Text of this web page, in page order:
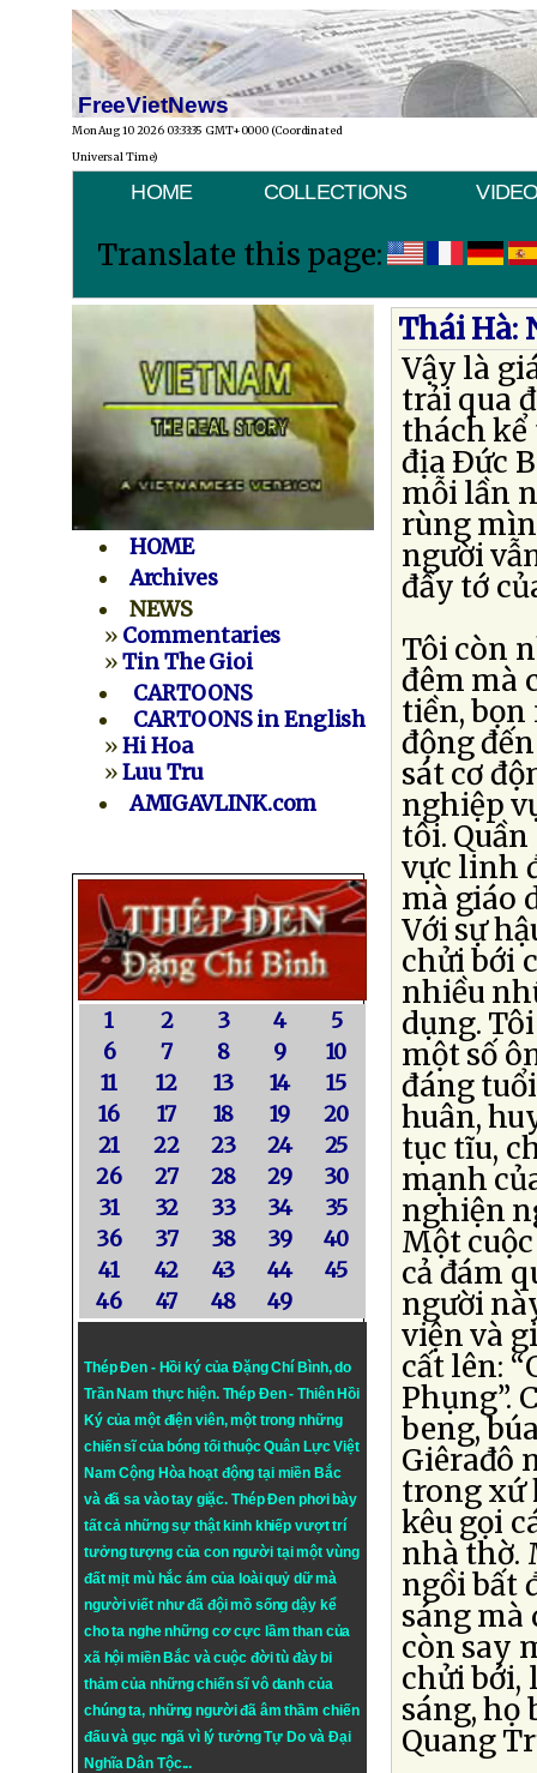
FreeVietNews
Mon Aug 10 2026 03:33:35 GMT+0000 (Coordinated
Universal Time)
HOME COLLECTIONS
Translate this page:
HOME
Archives
NEWS
» Commentaries
»Tin The Gioi
CARTOONS
CARTOONS in English
»Hi Hoa
»Luu Tru
AMIGAVLINK.com
1 2 3 4
5
6
7 8 9
10
11
12 13 14
15
16
17 18 19
20
21
22 23 24
25
26
27 28 29
30
31
32 33 34
35
36
37 38 39
40
41
42 43 44
45
46
47 48 49
Thép Đen - Hồi ký của Đặng Chí Bình, do
Trần Nam thực hiện. Thép Đen- Thiên Hồi
Ký của một điện viên, một trong những
chiến sĩ của bóng tối thuộc Quân Lực Việt
Nam Cộng Hòa hoạt động tại miền Bắc
và đã sa vào tay giặc. Thép Đen phơi bày
tất cả những sự thật kinh khiếp vượt trí
tưởng tượng của con người tại một vùng
đất mịt mù hắc ám của loài quỷ dữ mà
người viết như đã đội mồ sống dậy kể
cho ta nghe những cơ cực lầm than của
xã hội miền Bắc và cuộc đời tù đày bi
thảm của những chiến sĩ vô danh của
chúng ta, những người đã âm thầm chiến
đấu và gục ngã vì lý tưởngTự DovàĐại
Nghĩa Dân Tộc...
Thái Hà:
Vậy là
trải qua
thách kể
địa Ðức
mỗi lần
rùng
người
đầy tớ
Tôi còn
đêm mà
tiền, bọn
động
sát cơ
nghiệp
tôi.
vực linh
mà giáo
Với sự
chửi bới
nhiều
dụng.
một số
đáng
huân,
tục tĩu,
mạnh
nghiện
Một
cả đám
người
viện và
cất lên:
Phụng”.
beng,
Giêrađô
trong xứ
kêu gọi
nhà thờ.
ngồi bất
sáng mà
còn say
chửi bới,
sáng, họ
Quang